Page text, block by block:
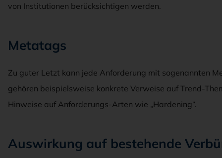
von Institutionen berücksichtigen werden.
Metatags
Zu guter Letzt kann jede Anforderung mit sogenannten
gehören beispielsweise konkrete Verweise auf Trend-
Hinweise auf Anforderungs-Arten wie „Hardening“.
Auswirkung auf bestehende